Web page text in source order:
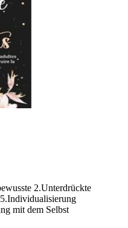
2.Unterdrückte
mit dem Selbst